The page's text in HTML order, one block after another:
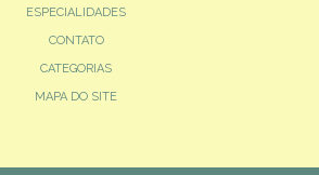
ESPECIALIDADES
CONTATO
CATEGORIAS
MAPA DO SITE